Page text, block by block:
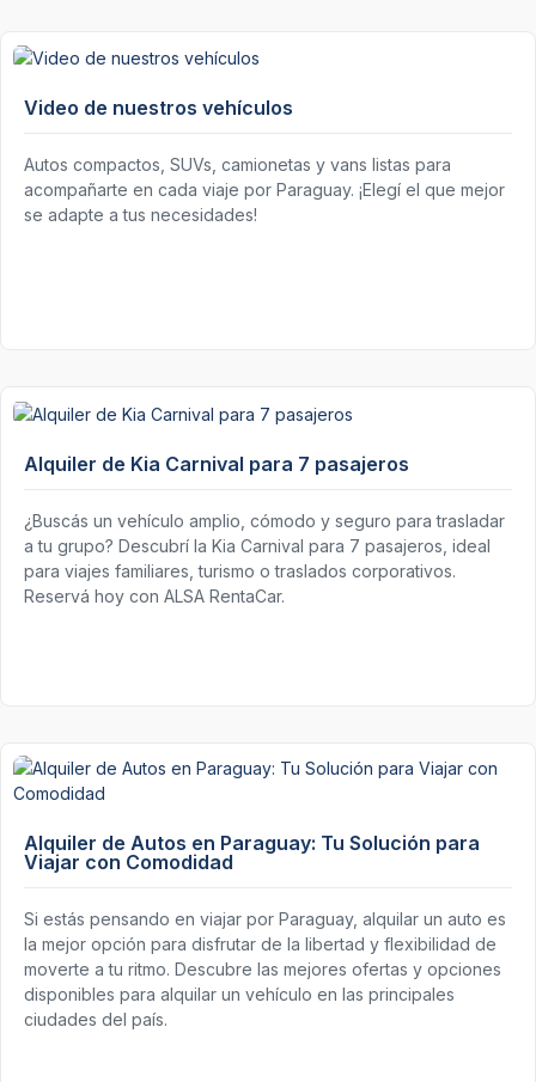
Video de nuestros vehículos
Autos compactos, SUVs, camionetas y vans listas para
acompañarte en cada viaje por Paraguay. ¡Elegí el que mejor
se adapte a tus necesidades!
Alquiler de Kia Carnival para 7 pasajeros
¿Buscás un vehículo amplio, cómodo y seguro para trasladar
a tu grupo? Descubrí la Kia Carnival para 7 pasajeros, ideal
para viajes familiares, turismo o traslados corporativos.
Reservá hoy con ALSA RentaCar.
Alquiler de Autos en Paraguay: Tu Solución para
Viajar con Comodidad
Si estás pensando en viajar por Paraguay, alquilar un auto es
la mejor opción para disfrutar de la libertad y flexibilidad de
moverte a tu ritmo. Descubre las mejores ofertas y opciones
disponibles para alquilar un vehículo en las principales
ciudades del país.